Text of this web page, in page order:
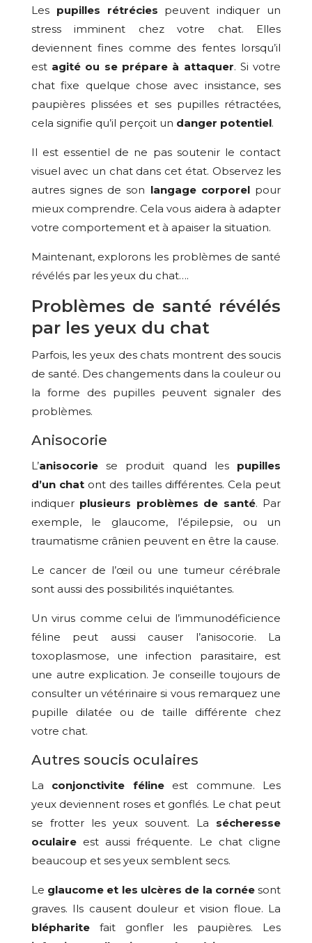
Les pupilles rétrécies peuvent indiquer un
stress imminent chez votre chat. Elles
deviennent fines comme des fentes lorsqu’il
est agité ou se prépare à attaquer. Si votre
chat fixe quelque chose avec insistance, ses
paupières plissées et ses pupilles rétractées,
cela signifie qu’il perçoit un danger potentiel.
Il est essentiel de ne pas soutenir le contact
visuel avec un chat dans cet état. Observez les
autres signes de son langage corporelpour
mieux comprendre. Cela vous aidera à adapter
votre comportement et à apaiser la situation.
Maintenant, explorons les problèmes de santé
révélés par les yeux du chat….
Problèmes de santé révélés
par les yeux du chat
Parfois, les yeux des chats montrent des soucis
de santé. Des changements dans la couleur ou
la forme des pupilles peuvent signaler des
problèmes.
Anisocorie
L’anisocoriese produit quand les pupilles
d’un chatont des tailles différentes. Cela peut
indiquer plusieurs problèmes de santé. Par
exemple, le glaucome, l’épilepsie, ou un
traumatisme crânien peuvent en être la cause.
Le cancer de l’œil ou une tumeur cérébrale
sont aussi des possibilités inquiétantes.
Un virus comme celui de l’immunodéficience
féline peut aussi causer l’anisocorie. La
toxoplasmose, une infection parasitaire, est
une autre explication. Je conseille toujours de
consulter un vétérinaire si vous remarquez une
pupille dilatée ou de taille différente chez
votre chat.
Autres soucis oculaires
La conjonctivite félineest commune. Les
yeux deviennent roses et gonflés. Le chat peut
se frotter les yeux souvent. La sécheresse
oculaireest aussi fréquente. Le chat cligne
beaucoup et ses yeux semblent secs.
Le glaucome et les ulcères de la cornéesont
graves. Ils causent douleur et vision floue. La
blépharitefait gonfler les paupières. Les